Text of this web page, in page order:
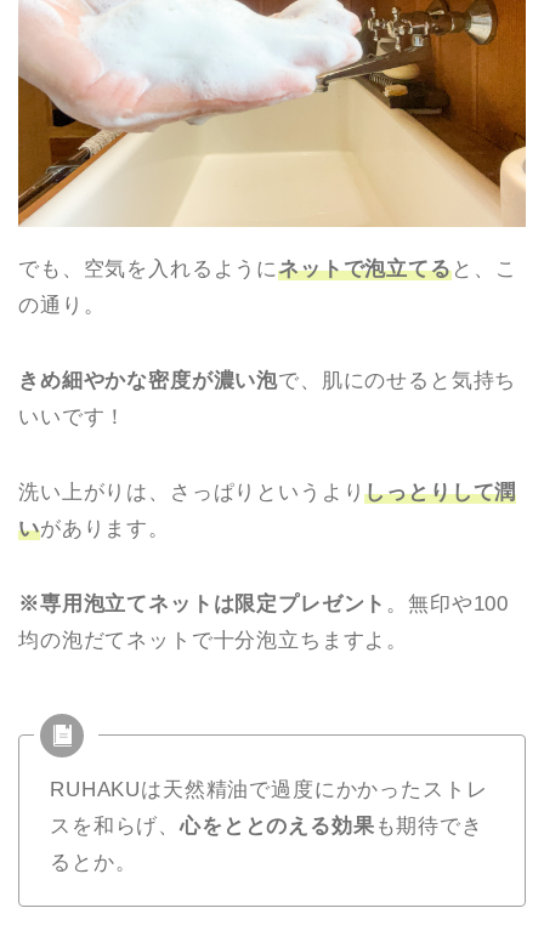
でも、空気を入れるようにネットで泡立てると、こ
の通り。
きめ細やかな密度が濃い泡で、肌にのせると気持ち
いいです！
洗い上がりは、さっぱりというよりしっとりして潤
いがあります。
※専用泡立てネットは限定プレゼント 。無印や100
均の泡だてネットで十分泡立ちますよ。
RUHAKUは天然精油で過度にかかったストレ
スを和らげ、心をととのえる効果 も期待でき
るとか。